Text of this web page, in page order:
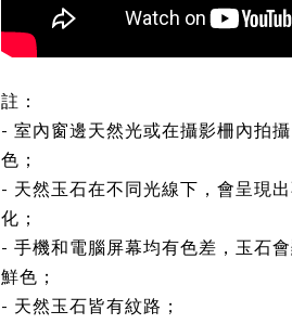
註：
- 室內窗邊天然光或在攝影柵內拍
色；
- 天然玉石在不同光線下，會呈現
化；
- 手機和電腦屏幕均有色差，玉石
鮮色；
- 天然玉石皆有紋路；